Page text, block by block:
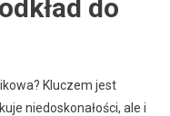
do
Kluczem jest
niedoskonałości, ale i